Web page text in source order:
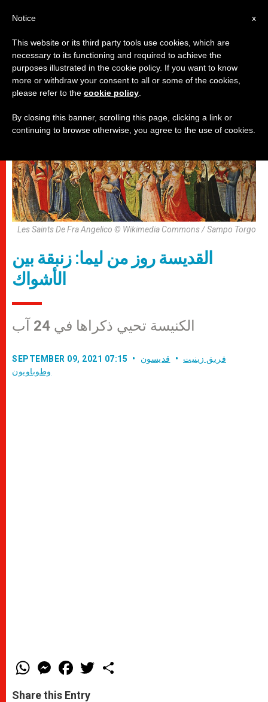
قديسون وطوباويون
Les Saints De Fra Angelico © Wikimedia Commons / Sampo Torgo
القديسة روز من ليما: زنبقة بين
الأشواك
الكنيسة تحيي ذكراها في 24 آب
SEPTEMBER 09, 2021 07:15 فريق زينيت
قديسون
وطوباويون
W
h
t
M
e
s
F
a
e
w
Share this Entry
x
Notice
This website or its third party tools use cookies, which are
necessary to its functioning and required to achieve the
purposes illustrated in the cookie policy. If you want to know
more or withdraw your consent to all or some of the cookies,
please refer to the cookie policy
By closing this banner, scrolling this page, clicking a link or
continuing to browse otherwise, you agree to the use of cookies.